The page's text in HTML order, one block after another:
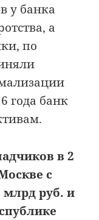
у банка
а
по
года банк
в 2
с
руб. и